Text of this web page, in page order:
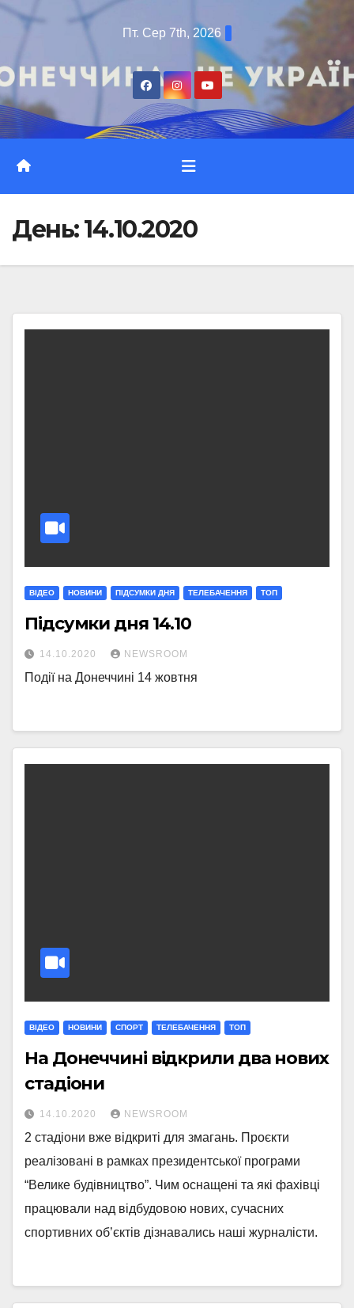
Перейти
Пт. Сер 7th, 2026
День:14.10.2020
ВІДЕО НОВИНИ ПІДСУМКИ ДНЯ ТЕЛЕБАЧЕННЯ ТОП
Підсумки дня 14.10
14.10.2020 NEWSROOM
Події на Донеччині 14 жовтня
ВІДЕО НОВИНИ СПОРТ ТЕЛЕБАЧЕННЯ ТОП
На Донеччині відкрили два нових
стадіони
14.10.2020 NEWSROOM
2 стадіони вже відкриті для змагань. Проєкти
реалізовані в рамках президентської програми
“Велике будівництво”. Чим оснащені та які фахівці
працювали над відбудовою нових, сучасних
спортивних об’єктів дізнавались наші журналісти.